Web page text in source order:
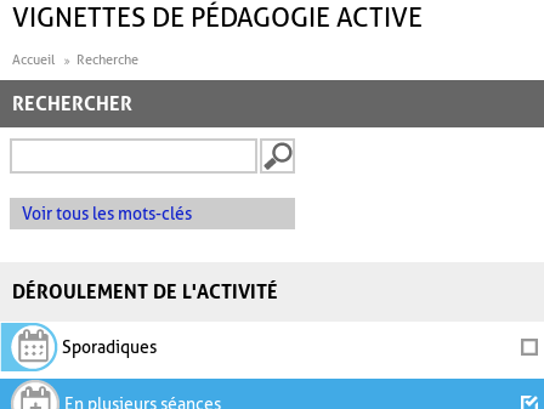
VIGNETTES DE PÉDAGOGIE ACTIVE
Accueil Recherche
RECHERCHER
Voir tous les mots-clés
DÉROULEMENT DE L'ACTIVITÉ
Sporadiques
En plusieurs séances